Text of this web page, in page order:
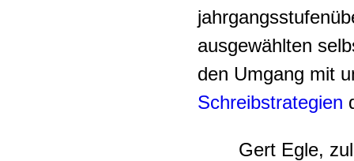
ausgewählten
den Umgang mit
Schreibstrategien
Gert Egle,